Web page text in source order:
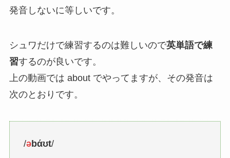
発音しないに等しいです。
シュワだけで練習するのは難しいので英単語で練
習するのが良いです。
上の動画では about でやってますが、その発音は
次のとおりです。
/əbάʊt/